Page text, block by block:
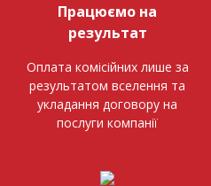
Працюємо на
результат
Оплата комісійних лише за
результатом вселення та
укладання договору на
послуги компанії